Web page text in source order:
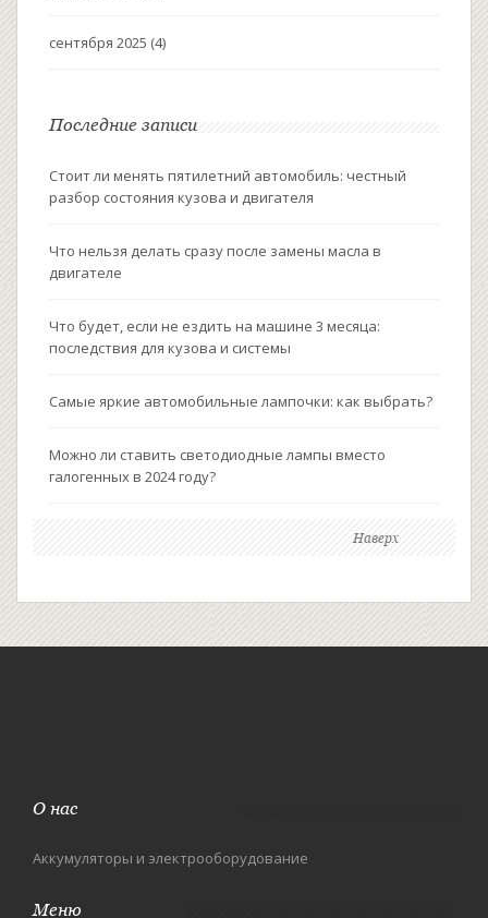
сентября 2025 (4)
Последние записи
Стоит ли менять пятилетний автомобиль: честный
разбор состояния кузова и двигателя
Что нельзя делать сразу после замены масла в
двигателе
Что будет, если не ездить на машине 3 месяца:
последствия для кузова и системы
Самые яркие автомобильные лампочки: как выбрать?
Можно ли ставить светодиодные лампы вместо
галогенных в 2024 году?
Наверх
О нас
Аккумуляторы и электрооборудование
Меню